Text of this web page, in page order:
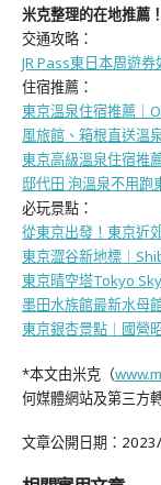
米克整理的在地推薦
交通攻略：
JR Pass東日本周遊
住宿推薦：
東京溫泉住宿推薦｜
風旅館、箱根直送溫
東京高級溫泉住宿推
邸代田 泡溫泉不用跑
必玩景點：
從東京出發！東京近
東京澀谷新地標｜
東京晴空塔Tokyo
墨田水族館最新水母
東京銀杏景點｜國營
*本文由米克（
何媒體網站及第三方
文章公開日期：